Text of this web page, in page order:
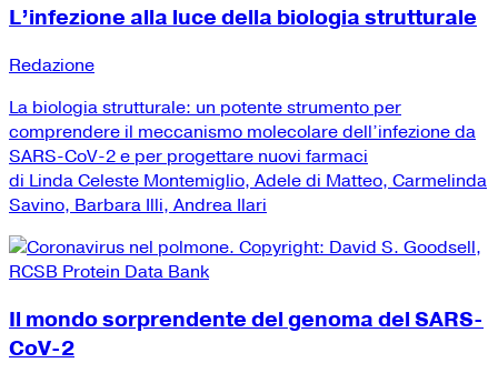
L’infezione alla luce della biologia strutturale
Redazione
La biologia strutturale: un potente strumento per
comprendere il meccanismo molecolare dell’infezione da
SARS-CoV-2 e per progettare nuovi farmaci
di Linda Celeste Montemiglio, Adele di Matteo, Carmelinda
Savino, Barbara Illi, Andrea Ilari
Il mondo sorprendente del genoma del SARS-
CoV-2